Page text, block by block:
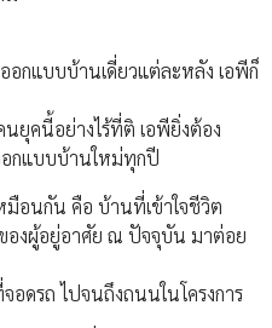
กแบบบ้านเดี่ยวแต่ละหลัง เอพีก็
ยุคนี้อย่างไร้ที่ติ เอพียิ่งต้อง
อกแบบบ้านใหม่ทุกปี
มือนกัน คือ บ้านที่เข้าใจชีวิต
องผู้อยู่อาศัย ณ ปัจจุบัน มาต่อย
อดรถ ไปจนถึงถนนในโครงการ